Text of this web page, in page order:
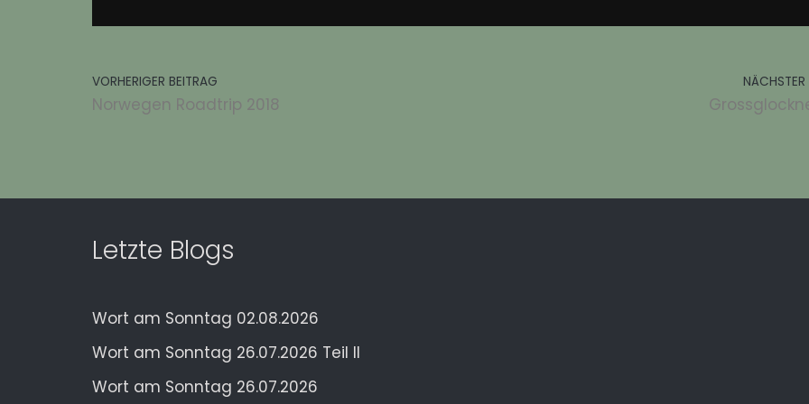
VORHERIGER BEITRAG
Norwegen Roadtrip 2018
NÄCHSTER
Letzte Blogs
Wort am Sonntag 02.08.2026
Wort am Sonntag 26.07.2026 Teil II
Wort am Sonntag 26.07.2026